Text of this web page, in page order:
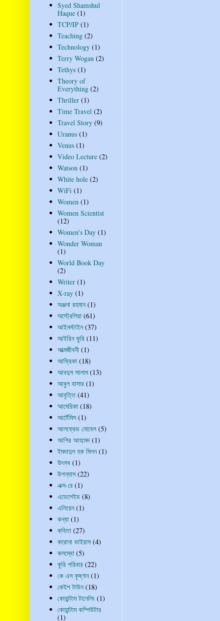
Syed Shamshul
Haque (1)
TCP/IP (1)
Teaching (2)
Technology (1)
Terry Wogan (2)
Tethys (1)
Theory of
Everything (2)
Thriller (1)
Time Travel (2)
Travel Story (9)
Uranus (1)
Venus (1)
Video Lecture (2)
Watson (1)
White hole (2)
WiFi (1)
Women (1)
Women Scientist
(12)
Women's Day (1)
Wonder Woman
(1)
World Book Day
(2)
Writer (1)
X-ray (1)
অঞ্জনা রহমান (1)
অস্ট্রেলিয়া (61)
আইনস্টাইন (37)
আইরিন কুরি (11)
আত্মজীবনী (1)
আফ্রিকা (18)
আবদুস সালাম (13)
আবুল বাসার (1)
আবৃত্তি (41)
আমেরিকা (18)
আর্টেমিস (1)
আলফ্রেড নোবেল (5)
আশির আহমেদ (1)
ইমদাদুল হক মিলন (1)
উৎসব (1)
উপন্যাস (22)
এক্স-রে (1)
এডেলেইড (8)
এলিয়েন (1)
কন্যা (1)
কবিতা (27)
করোনা ভাইরাস (4)
কলম্বো (5)
কুরি পরিবার (22)
কে এস কৃষ্ণান (1)
কেইপ টাউন (18)
কোয়ান্টাম টানেলিং (1)
কোয়ান্টাম কম্পিউটার
(1)